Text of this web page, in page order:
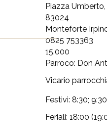
Piazza Umberto,
83024
Monteforte
0825 753363
15.000
Parroco: Don
Vicario
Festivi: 8:30;
Feriali: 18:00